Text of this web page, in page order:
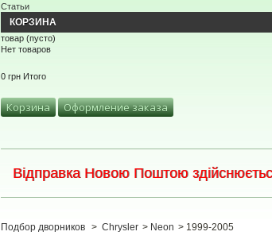
Статьи
КОРЗИНА
товар (пусто)
Нет товаров
0 грн Итого
Корзина Оформление заказа
Відправка Новою Поштою
Подбор дворников > Chrysler > Neon > 1999-2005